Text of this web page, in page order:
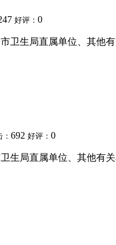
好评： 0
卫生局直属单位、其他
： 692 好评： 0
生局直属单位、其他有